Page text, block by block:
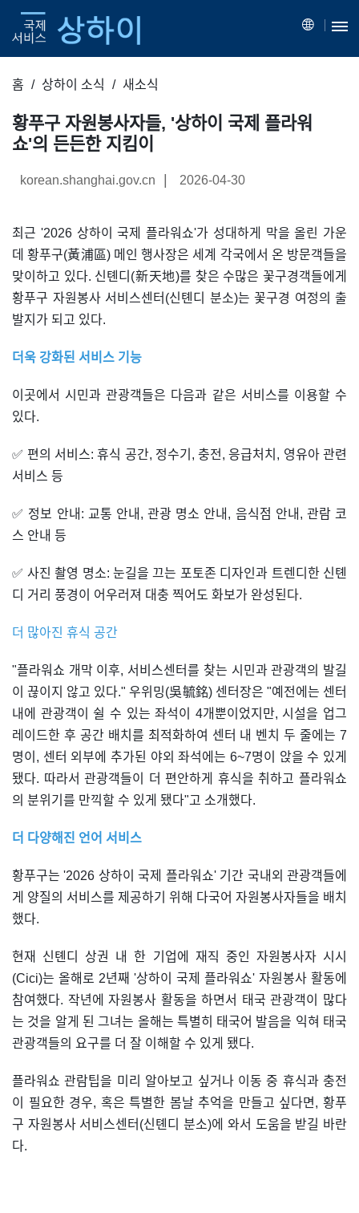
홈 상하이 소식 새소식
황푸구 자원봉사자들, '상하이 국제 플라워
쇼'의 든든한 지킴이
korean.shanghai.gov.cn | 2026-04-30
최근 '2026 상하이 국제 플라워쇼'가 성대하게 막을 올린 가운
데 황푸구(黃浦區) 메인 행사장은 세계 각국에서 온 방문객들을
맞이하고 있다. 신톈디(新天地)를 찾은 수많은 꽃구경객들에게
황푸구 자원봉사 서비스센터(신톈디 분소)는 꽃구경 여정의 출
발지가 되고 있다.
더욱 강화된 서비스 기능
이곳에서 시민과 관광객들은 다음과 같은 서비스를 이용할 수
있다.
✅ 편의 서비스: 휴식 공간, 정수기, 충전, 응급처치, 영유아 관련
서비스 등
✅ 정보 안내: 교통 안내, 관광 명소 안내, 음식점 안내, 관람 코
스 안내 등
✅ 사진 촬영 명소: 눈길을 끄는 포토존 디자인과 트렌디한 신톈
디 거리 풍경이 어우러져 대충 찍어도 화보가 완성된다.
더 많아진 휴식 공간
"플라워쇼 개막 이후, 서비스센터를 찾는 시민과 관광객의 발길
이 끊이지 않고 있다." 우위밍(吳毓銘) 센터장은 "예전에는 센터
내에 관광객이 쉴 수 있는 좌석이 4개뿐이었지만, 시설을 업그
레이드한 후 공간 배치를 최적화하여 센터 내 벤치 두 줄에는 7
명이, 센터 외부에 추가된 야외 좌석에는 6~7명이 앉을 수 있게
됐다. 따라서 관광객들이 더 편안하게 휴식을 취하고 플라워쇼
의 분위기를 만끽할 수 있게 됐다"고 소개했다.
더 다양해진 언어 서비스
황푸구는 '2026 상하이 국제 플라워쇼' 기간 국내외 관광객들에
게 양질의 서비스를 제공하기 위해 다국어 자원봉사자들을 배치
했다.
현재 신톈디 상권 내 한 기업에 재직 중인 자원봉사자 시시
(Cici)는 올해로 2년째 '상하이 국제 플라워쇼' 자원봉사 활동에
참여했다. 작년에 자원봉사 활동을 하면서 태국 관광객이 많다
는 것을 알게 된 그녀는 올해는 특별히 태국어 발음을 익혀 태국
관광객들의 요구를 더 잘 이해할 수 있게 됐다.
플라워쇼 관람팁을 미리 알아보고 싶거나 이동 중 휴식과 충전
이 필요한 경우, 혹은 특별한 봄날 추억을 만들고 싶다면, 황푸
구 자원봉사 서비스센터(신톈디 분소)에 와서 도움을 받길 바란
다.